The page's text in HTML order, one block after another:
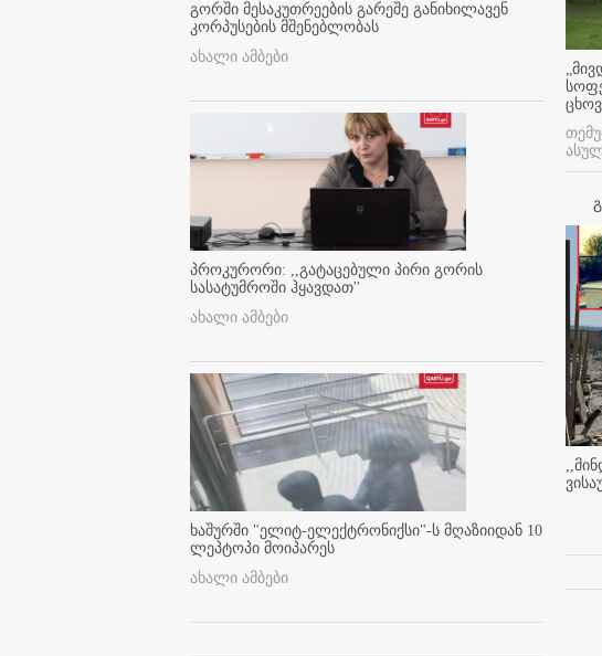
გორში მესაკუთრეების გარეშე განიხილავენ
კორპუსების მშენებლობას
ახალი ამბები
პროკურორი: ,,გატაცებული პირი გორის
სასატუმროში ჰყავდათ''
ახალი ამბები
ხაშურში "ელიტ-ელექტრონიქსი"-ს მღაზიიდან 10
ლეპტოპი მოიპარეს
ახალი ამბები